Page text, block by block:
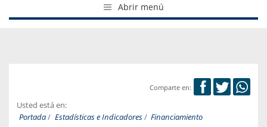
Abrir menú
Comparte en:
Usted está en:
Portada/ Estadísticas e Indicadores/ Financiamiento